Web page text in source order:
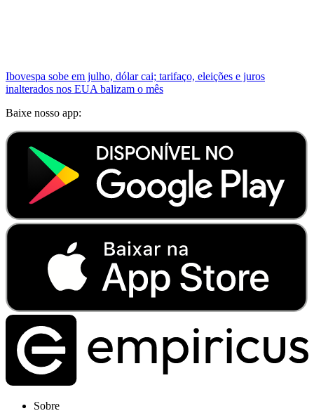
Ibovespa sobe em julho, dólar cai; tarifaço, eleições e juros
inalterados nos EUA balizam o mês
Baixe nosso app:
Sobre